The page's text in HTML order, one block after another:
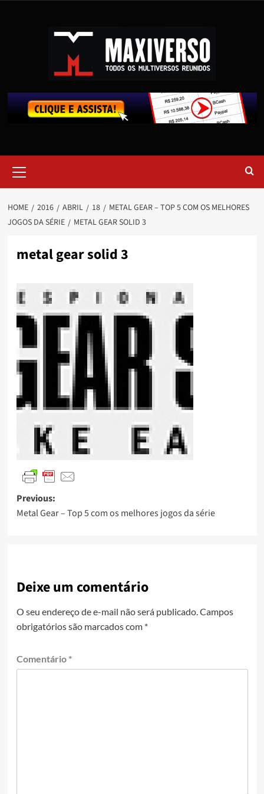
HOME 2016 ABRIL 18
METAL GEAR – TOP 5 COM OS MELHORES
JOGOS DA SÉRIE
METAL GEAR SOLID 3
metal gear solid 3
Previous:
Metal Gear – Top 5 com os melhores jogos da série
Deixe um comentário
O seu endereço de e-mail não será publicado. Campos
obrigatórios são marcados com *
Comentário *